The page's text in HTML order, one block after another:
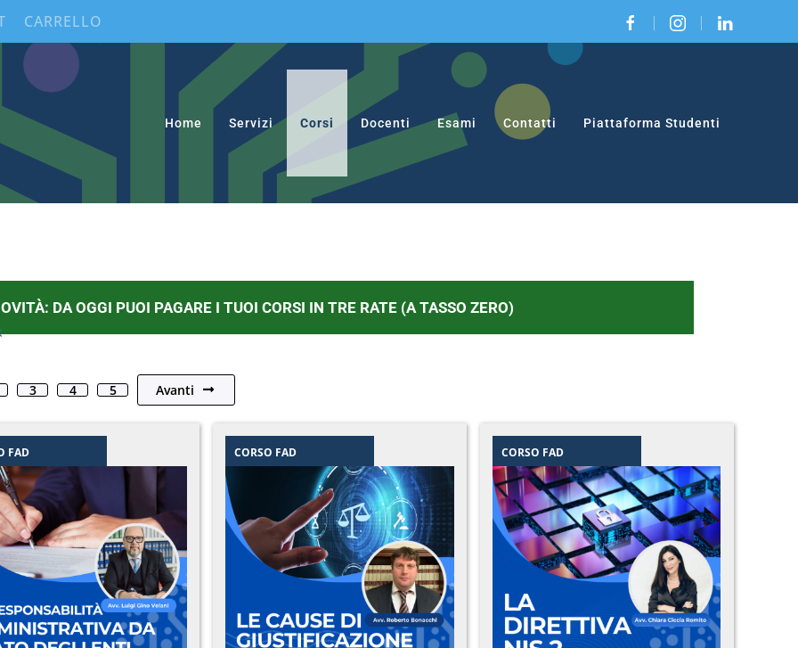
CARRELLO | |
Home Servizi Corsi Docenti Esami Contatti Piattaforma Studenti
DA OGGI PUOI PAGARE I TUOI CORSI IN TRE RATE (A TASSO ZERO)
3 4 5 Avanti
FAD CORSO FAD CORSO FAD